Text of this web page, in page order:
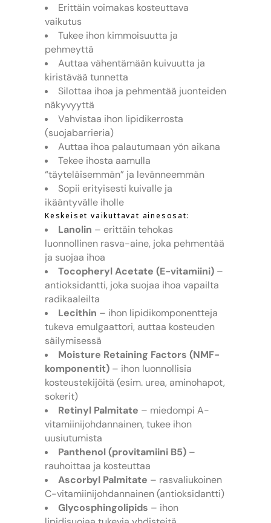
Erittäin voimakas kosteuttava
vaikutus
Tukee ihon kimmoisuutta ja
pehmeyttä
Auttaa vähentämään kuivuutta ja
kiristävää tunnetta
Silottaa ihoa ja pehmentää juonteiden
näkyvyyttä
Vahvistaa ihon lipidikerrosta
(suojabarrieria)
Auttaa ihoa palautumaan yön aikana
Tekee ihosta aamulla
“täyteläisemmän” ja levänneemmän
Sopii erityisesti kuivalle ja
ikääntyvälle iholle
Keskeiset vaikuttavat ainesosat:
Lanolin – erittäin tehokas
luonnollinen rasva-aine, joka pehmentää
ja suojaa ihoa
Tocopheryl Acetate (E-vitamiini) –
antioksidantti, joka suojaa ihoa vapailta
radikaaleilta
Lecithin – ihon lipidikomponentteja
tukeva emulgaattori, auttaa kosteuden
säilymisessä
Moisture Retaining Factors (NMF-
komponentit) – ihon luonnollisia
kosteustekijöitä (esim. urea, aminohapot,
sokerit)
Retinyl Palmitate – miedompi A-
vitamiinijohdannainen, tukee ihon
uusiutumista
Panthenol (provitamiini B5) –
rauhoittaa ja kosteuttaa
Ascorbyl Palmitate – rasvaliukoinen
C-vitamiinijohdannainen (antioksidantti)
Glycosphingolipids – ihon